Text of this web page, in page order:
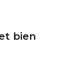
bien